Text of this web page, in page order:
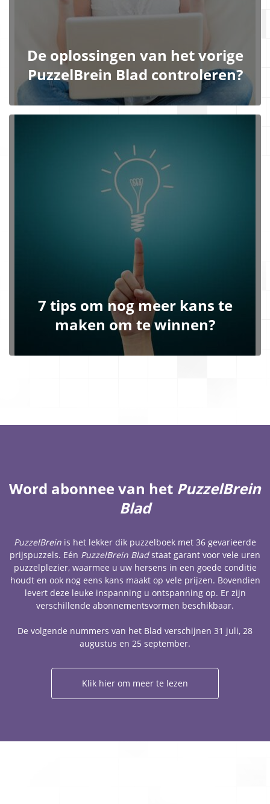
De oplossingen van het vorige
PuzzelBrein Blad controleren?
7 tips om nog meer kans te
maken om te winnen?
Word abonnee van het PuzzelBrein
Blad
PuzzelBrein is het lekker dik puzzelboek met 36 gevarieerde
prijspuzzels. Eén PuzzelBrein Bladstaat garant voor vele uren
puzzelplezier, waarmee u uw hersens in een goede conditie
houdt en ook nog eens kans maakt op vele prijzen. Bovendien
levert deze leuke inspanning u ontspanning op. Er zijn
verschillende abonnementsvormen beschikbaar.
De volgende nummers van het Blad verschijnen 31 juli, 28
augustus en 25 september.
Klik hier om meer te lezen